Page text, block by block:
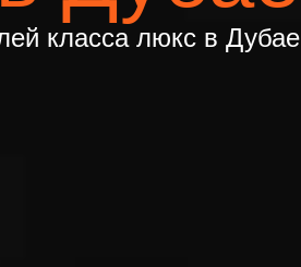
класса люкс в Дубае